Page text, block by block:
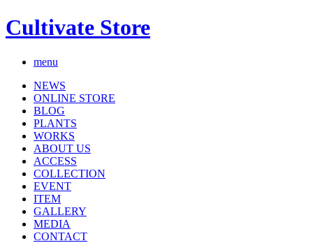
Cultivate Store
menu
NEWS
ONLINE STORE
BLOG
PLANTS
WORKS
ABOUT US
ACCESS
COLLECTION
EVENT
ITEM
GALLERY
MEDIA
CONTACT